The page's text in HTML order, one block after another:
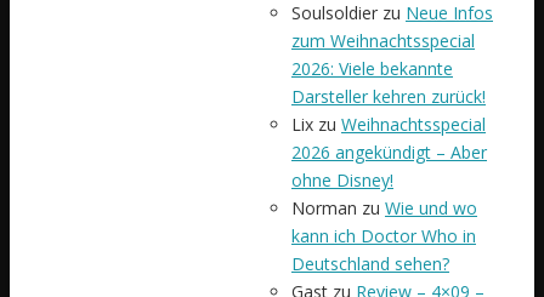
Soulsoldier zu Neue Infos
zum Weihnachtsspecial
2026: Viele bekannte
Darsteller kehren zurück!
Lix zu Weihnachtsspecial
2026 angekündigt – Aber
ohne Disney!
Norman zu Wie und wo
kann ich Doctor Who in
Deutschland sehen?
Gast zu Review – 4×09 –